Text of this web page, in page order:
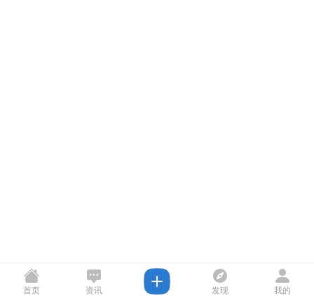
首页 资讯 发现 我的